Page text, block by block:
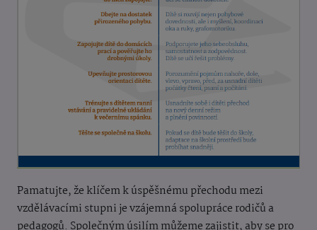
Pamatujte, že klíčem k úspěšnému přechodu mezi
vzdělávacími stupni je vzájemná spolupráce rodičů a
pedagogů. Společným úsilím můžeme zajistit, aby se pro